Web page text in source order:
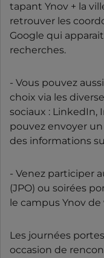
tapant Ynov + la
retrouver les
Google qui
recherches.
- Vous pouvez
choix via les
sociaux : LinkedIn,
pouvez envoyer
des informations
- Venez participer
(JPO) ou soirées
le campus Ynov
Les journées
occasion de